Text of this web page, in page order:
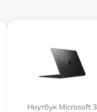
Ноутбук Microsoft 3